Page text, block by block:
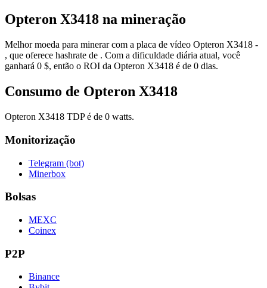
Opteron X3418 na mineração
Melhor moeda para minerar com a placa de vídeo Opteron X3418 -
, que oferece hashrate de . Com a dificuldade diária atual, você
ganhará 0 $, então o ROI da Opteron X3418 é de 0 dias.
Consumo de Opteron X3418
Opteron X3418 TDP é de 0 watts.
Monitorização
Telegram (bot)
Minerbox
Bolsas
MEXC
Coinex
P2P
Binance